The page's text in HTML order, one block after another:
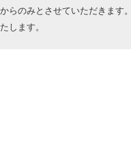
らのみとさせていただきます
します。